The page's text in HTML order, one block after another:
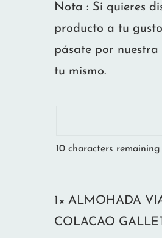
Nota : Si quieres
producto a tu
pásate por nuestra
tu mismo.
10characters remaining
1× ALMOHADA
COLACAO